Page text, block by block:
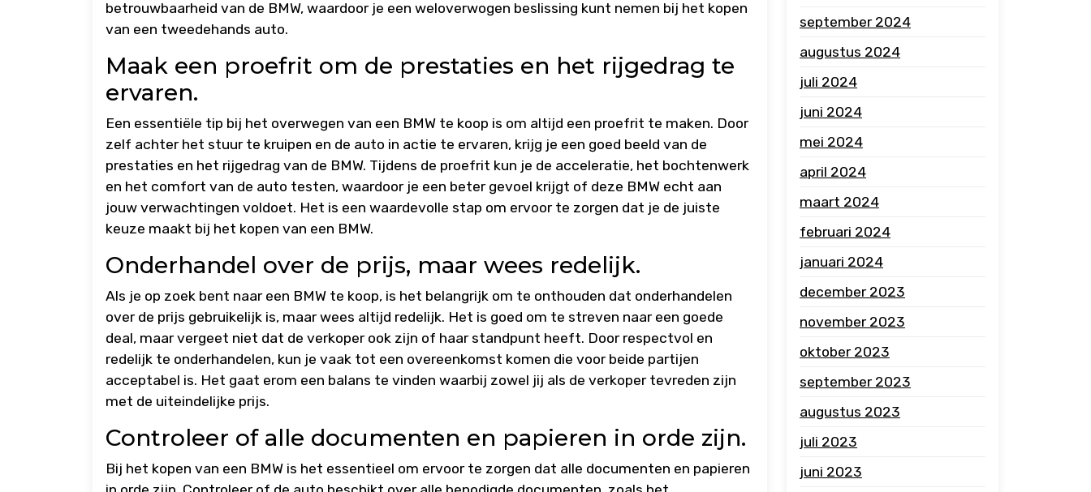
betrouwbaarheid van de BMW, waardoor je een weloverwogen beslissing kunt nemen bij het kopen
van een tweedehands auto.
Maak een proefrit om de prestaties en het rijgedrag te
ervaren.
Een essentiële tip bij het overwegen van een BMW te koop is om altijd een proefrit te maken. Door
zelf achter het stuur te kruipen en de auto in actie te ervaren, krijg je een goed beeld van de
prestaties en het rijgedrag van de BMW. Tijdens de proefrit kun je de acceleratie, het bochtenwerk
en het comfort van de auto testen, waardoor je een beter gevoel krijgt of deze BMW echt aan
jouw verwachtingen voldoet. Het is een waardevolle stap om ervoor te zorgen dat je de juiste
keuze maakt bij het kopen van een BMW.
Onderhandel over de prijs, maar wees redelijk.
Als je op zoek bent naar een BMW te koop, is het belangrijk om te onthouden dat onderhandelen
over de prijs gebruikelijk is, maar wees altijd redelijk. Het is goed om te streven naar een goede
deal, maar vergeet niet dat de verkoper ook zijn of haar standpunt heeft. Door respectvol en
redelijk te onderhandelen, kun je vaak tot een overeenkomst komen die voor beide partijen
acceptabel is. Het gaat erom een balans te vinden waarbij zowel jij als de verkoper tevreden zijn
met de uiteindelijke prijs.
Controleer of alle documenten en papieren in orde zijn.
Bij het kopen van een BMW is het essentieel om ervoor te zorgen dat alle documenten en papieren
september 2024
augustus 2024
juli 2024
juni 2024
mei 2024
april 2024
maart 2024
februari 2024
januari 2024
december 2023
november 2023
oktober 2023
september 2023
augustus 2023
juli 2023
juni 2023